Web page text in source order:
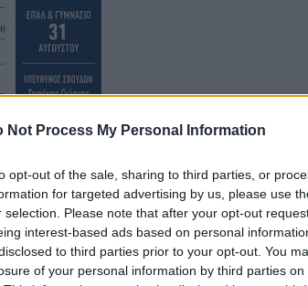
Not Process My Personal Information
opt-out of the sale, sharing to third parties, or
for targeted advertising by us, please use
selection. Please note that after your opt-out
interest-based ads based on personal
to third parties prior to your opt-out. You
of your personal information by third parties on